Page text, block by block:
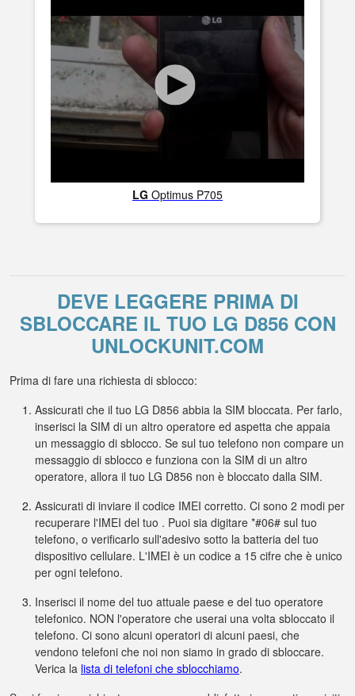
LG Optimus P705
DEVE LEGGERE PRIMA DI
SBLOCCARE IL TUO LG D856 CON
UNLOCKUNIT.COM
Prima di fare una richiesta di sblocco:
Assicurati che il tuo LG D856 abbia la SIM bloccata. Per farlo,
inserisci la SIM di un altro operatore ed aspetta che appaia
un messaggio di sblocco. Se sul tuo telefono non compare un
messaggio di sblocco e funziona con la SIM di un altro
operatore, allora il tuo LG D856 non è bloccato dalla SIM.
Assicurati di inviare il codice IMEI corretto. Ci sono 2 modi per
recuperare l'IMEI del tuo . Puoi sia digitare *#06# sul tuo
telefono, o verificarlo sull'adesivo sotto la batteria del tuo
dispositivo cellulare. L'IMEI è un codice a 15 cifre che è unico
per ogni telefono.
Inserisci il nome del tuo attuale paese e del tuo operatore
telefonico. NON l'operatore che userai una volta sbloccato il
telefono. Ci sono alcuni operatori di alcuni paesi, che
vendono telefoni che noi non siamo in grado di sbloccare.
Verica la lista di telefoni che sblocchiamo.